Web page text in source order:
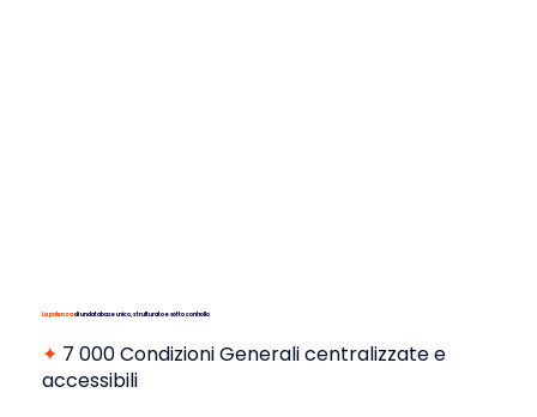
Market vision centralizza e decifra il mercato
segmenti Privati e Professionisti: Danni, Salute,
Protezione, Risparmio... per un volume di 16 aree
La potenzadi un database unico, strutturato e sotto controllo
✦ 7 000 Condizioni Generalicentralizzate e
accessibili